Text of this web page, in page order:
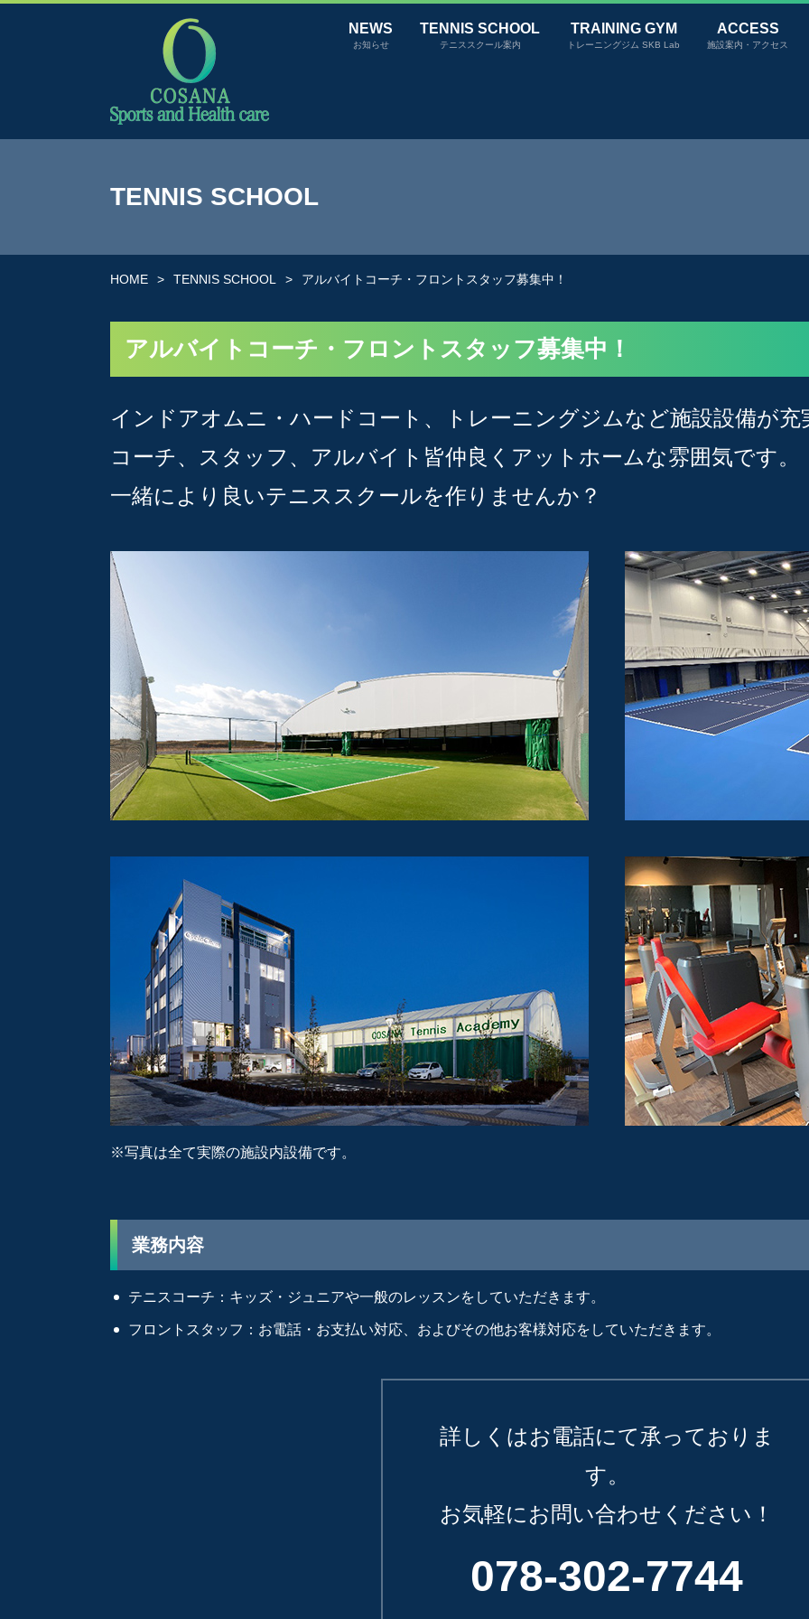
NEWS
お知らせ
TENNIS SCHOOL
テニススクール案内
TRAINING GYM
トレーニングジム SKB Lab
ACCESS
施設案内・アクセス
TENNIS SCHOOL
HOME TENNIS SCHOOL アルバイトコーチ・フロントスタッフ募集中！
アルバイトコーチ・フロントスタッフ募集中！
インドアオムニ・ハードコート、トレーニングジムなど施設設備が充
コーチ、スタッフ、アルバイト皆仲良くアットホームな雰囲気です。
一緒により良いテニススクールを作りませんか？
※写真は全て実際の施設内設備です。
業務内容
テニスコーチ：キッズ・ジュニアや一般のレッスンをしていただきます。
フロントスタッフ：お電話・お支払い対応、およびその他お客様対応をしていただきます。
詳しくはお電話にて承っておりま
す。
お気軽にお問い合わせください！
078-302-7744